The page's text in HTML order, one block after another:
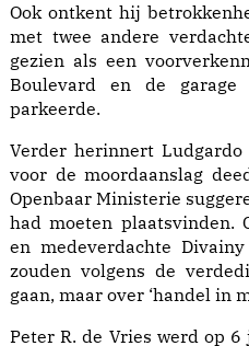
Ook ontkent hij
met twee andere
gezien als een
Boulevard en de
parkeerde.
Verder herinnert
voor de moordaanslag
Openbaar Ministerie
had moeten plaatsvinden.
en medeverdachte
zouden volgens de
gaan, maar over ‘handel in
Peter R. de Vries werd op